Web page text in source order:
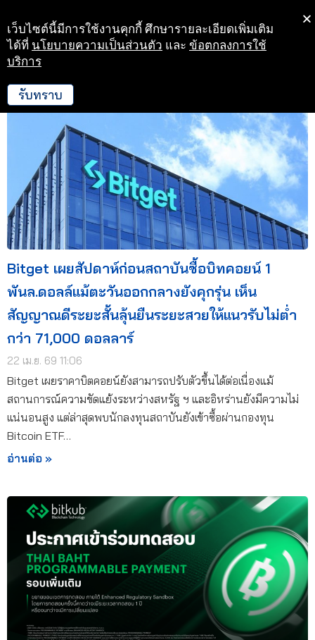
Skip
to
Bitget เผยสัปดาห์ก่อนสถาบันซื้อบิทคอยน์ 1
พันล.ดอลล์แม้ตะวันออกกลางยังคุกรุ่น เห็น
สัญญาณดีระยะสั้นลุ้นยืนระยะสวยให้แนวรับไม่ต่ำ
กว่า 71,000 ดอลลาร์
22 เม.ย. 69 11:06
Bitget เผยราคาบิตคอยน์ยังสามารถปรับตัวขึ้นได้ต่อเนื่องแม้
สถานการณ์ความขัดแย้งระหว่างสหรัฐ ฯ และอิหร่านยังมีความไม่
แน่นอนสูง แต่ล่าสุดพบนักลงทุนสถาบันยังเข้าซื้อผ่านกองทุน
Bitcoin ETF…
อ่านต่อ »
เว็บไซต์นี้มีการใช้งานคุกกี้ ศึกษารายละเอียดเพิ่มเติม
ได้ที่ นโยบายความเป็นส่วนตัว และ ข้อตกลงการใช้
บริการ
รับทราบ